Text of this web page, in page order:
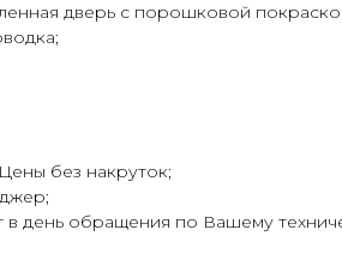
дверь с порошковой
без накруток;
в день обращения по Вашему